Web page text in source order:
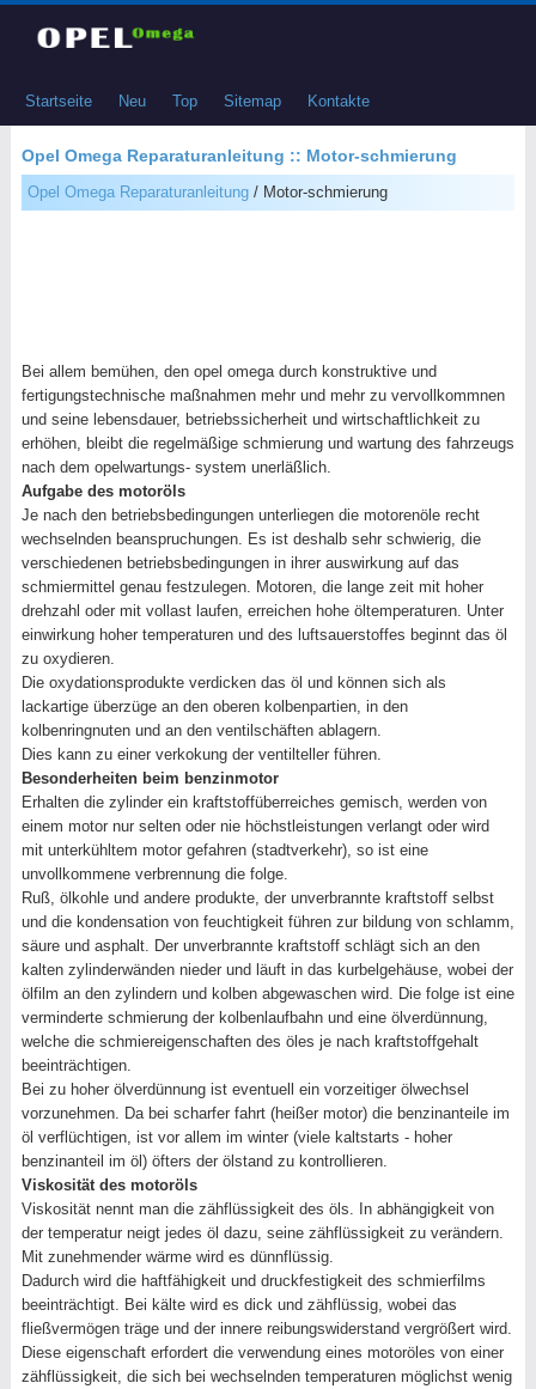
Startseite Neu Top Sitemap Kontakte
Opel Omega Reparaturanleitung :: Motor-schmierung
Opel Omega Reparaturanleitung/ Motor-schmierung
Bei allem bemühen, den opel omega durch konstruktive und
fertigungstechnische maßnahmen mehr und mehr zu vervollkommnen
und seine lebensdauer, betriebssicherheit und wirtschaftlichkeit zu
erhöhen, bleibt die regelmäßige schmierung und wartung des fahrzeugs
nach dem opelwartungs- system unerläßlich.
Aufgabe des motoröls
Je nach den betriebsbedingungen unterliegen die motorenöle recht
wechselnden beanspruchungen. Es ist deshalb sehr schwierig, die
verschiedenen betriebsbedingungen in ihrer auswirkung auf das
schmiermittel genau festzulegen. Motoren, die lange zeit mit hoher
drehzahl oder mit vollast laufen, erreichen hohe öltemperaturen. Unter
einwirkung hoher temperaturen und des luftsauerstoffes beginnt das öl
zu oxydieren.
Die oxydationsprodukte verdicken das öl und können sich als
lackartige überzüge an den oberen kolbenpartien, in den
kolbenringnuten und an den ventilschäften ablagern.
Dies kann zu einer verkokung der ventilteller führen.
Besonderheiten beim benzinmotor
Erhalten die zylinder ein kraftstoffüberreiches gemisch, werden von
einem motor nur selten oder nie höchstleistungen verlangt oder wird
mit unterkühltem motor gefahren (stadtverkehr), so ist eine
unvollkommene verbrennung die folge.
Ruß, ölkohle und andere produkte, der unverbrannte kraftstoff selbst
und die kondensation von feuchtigkeit führen zur bildung von schlamm,
säure und asphalt. Der unverbrannte kraftstoff schlägt sich an den
kalten zylinderwänden nieder und läuft in das kurbelgehäuse, wobei der
ölfilm an den zylindern und kolben abgewaschen wird. Die folge ist eine
verminderte schmierung der kolbenlaufbahn und eine ölverdünnung,
welche die schmiereigenschaften des öles je nach kraftstoffgehalt
beeinträchtigen.
Bei zu hoher ölverdünnung ist eventuell ein vorzeitiger ölwechsel
vorzunehmen. Da bei scharfer fahrt (heißer motor) die benzinanteile im
öl verflüchtigen, ist vor allem im winter (viele kaltstarts - hoher
benzinanteil im öl) öfters der ölstand zu kontrollieren.
Viskosität des motoröls
Viskosität nennt man die zähflüssigkeit des öls. In abhängigkeit von
der temperatur neigt jedes öl dazu, seine zähflüssigkeit zu verändern.
Mit zunehmender wärme wird es dünnflüssig.
Dadurch wird die haftfähigkeit und druckfestigkeit des schmierfilms
beeinträchtigt. Bei kälte wird es dick und zähflüssig, wobei das
fließvermögen träge und der innere reibungswiderstand vergrößert wird.
Diese eigenschaft erfordert die verwendung eines motoröles von einer
zähflüssigkeit, die sich bei wechselnden temperaturen möglichst wenig